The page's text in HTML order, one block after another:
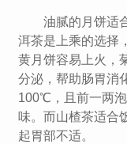
油腻的月饼适
洱茶是上乘的选择
黄月饼容易上火，
分泌，帮助肠胃消
100℃，且前一两
味。而山楂茶适合
起胃部不适。